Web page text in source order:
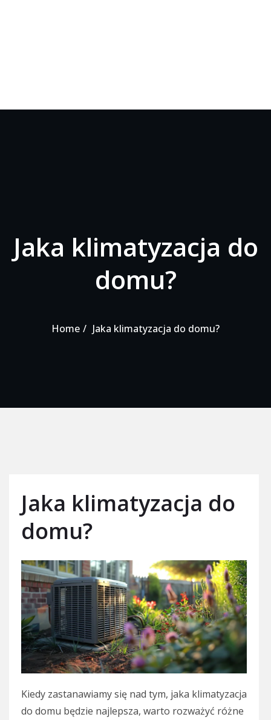
Jaka klimatyzacja do
domu?
Home Jaka klimatyzacja do domu?
Jaka klimatyzacja do
domu?
Kiedy zastanawiamy się nad tym, jaka klimatyzacja
do domu będzie najlepsza, warto rozważyć różne